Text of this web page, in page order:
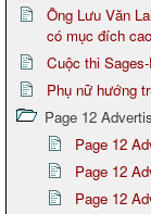
Ông Lưu Văn
có mục đích
Cuộc thi
Phụ nữ hướng
Page 12
Page 12
Page 12
Page 12